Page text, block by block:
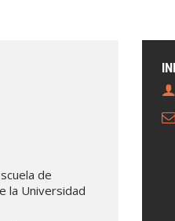
de
la Universidad